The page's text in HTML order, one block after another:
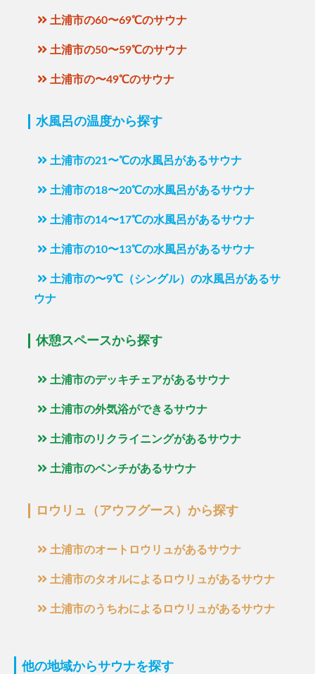
土浦市の60〜69℃のサウナ
土浦市の50〜59℃のサウナ
土浦市の〜49℃のサウナ
水風呂の温度から探す
土浦市の21〜℃の水風呂があるサウナ
土浦市の18〜20℃の水風呂があるサウナ
土浦市の14〜17℃の水風呂があるサウナ
土浦市の10〜13℃の水風呂があるサウナ
土浦市の〜9℃（シングル）の水風呂があるサ
ウナ
休憩スペースから探す
土浦市のデッキチェアがあるサウナ
土浦市の外気浴ができるサウナ
土浦市のリクライニングがあるサウナ
土浦市のベンチがあるサウナ
ロウリュ（アウフグース）から探す
土浦市のオートロウリュがあるサウナ
土浦市のタオルによるロウリュがあるサウナ
土浦市のうちわによるロウリュがあるサウナ
他の地域からサウナを探す